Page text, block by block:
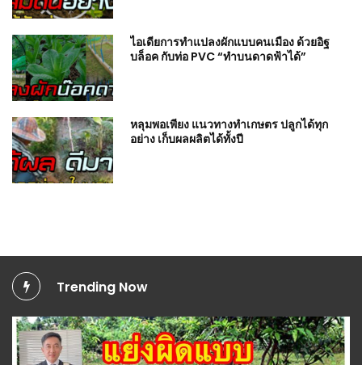
ไอเดียการทำแปลงผักแบบคนเมือง ด้วยอิฐ
บล็อค กับท่อ PVC “ทำบนดาดฟ้าได้”
หลุมพอเพียง แนวทางทำเกษตร ปลูกได้ทุก
อย่าง เก็บผลผลิตได้ทั้งปี
Trending Now